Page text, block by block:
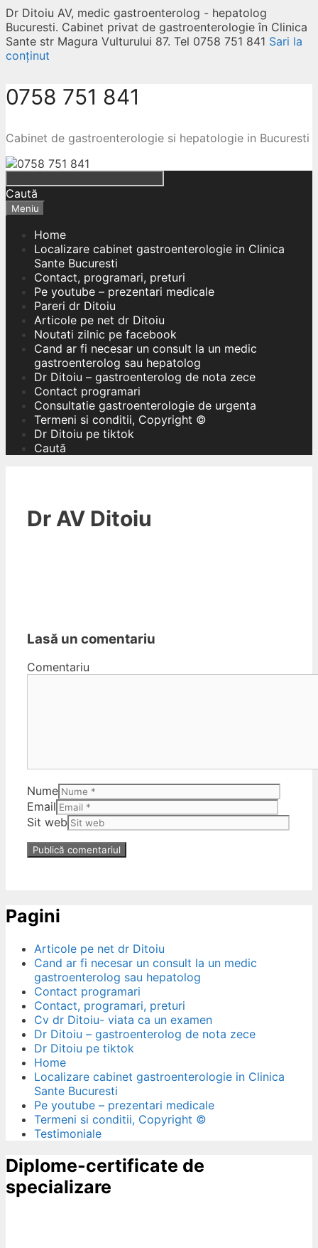
Dr Ditoiu AV, medic gastroenterolog - hepatolog
Bucuresti. Cabinet privat de gastroenterologie în Clinica
Sante str Magura Vulturului 87. Tel 0758 751 841 Sari la
conținut
0758 751 841
Cabinet de gastroenterologie si hepatologie in Bucuresti
Caută
Meniu
Home
Localizare cabinet gastroenterologie in Clinica
Sante Bucuresti
Contact, programari, preturi
Pe youtube – prezentari medicale
Pareri dr Ditoiu
Articole pe net dr Ditoiu
Noutati zilnic pe facebook
Cand ar fi necesar un consult la un medic
gastroenterolog sau hepatolog
Dr Ditoiu – gastroenterolog de nota zece
Contact programari
Consultatie gastroenterologie de urgenta
Termeni si conditii, Copyright ©
Dr Ditoiu pe tiktok
Caută
Dr AV Ditoiu
Lasă un comentariu
Comentariu
Nume
Email
Sit web
Pagini
Articole pe net dr Ditoiu
Cand ar fi necesar un consult la un medic
gastroenterolog sau hepatolog
Contact programari
Contact, programari, preturi
Cv dr Ditoiu- viata ca un examen
Dr Ditoiu – gastroenterolog de nota zece
Dr Ditoiu pe tiktok
Home
Localizare cabinet gastroenterologie in Clinica
Sante Bucuresti
Pe youtube – prezentari medicale
Termeni si conditii, Copyright ©
Testimoniale
Diplome-certificate de
specializare